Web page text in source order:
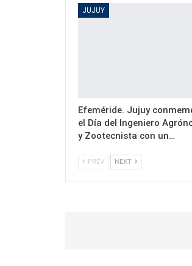
JUJUY
Efeméride. Jujuy
el Día del Ingeniero
y Zootecnista con un…
PREV NEXT